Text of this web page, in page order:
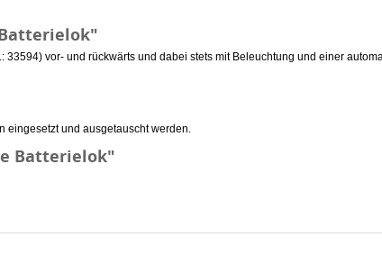
33594) vor- und rückwärts und dabei stets mit Beleuchtung und einer
eingesetzt und ausgetauscht werden.
Batterielok"